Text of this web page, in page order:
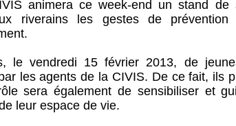
animera ce week-end un stand
riverains les gestes de
le vendredi 15 février 2013, de
les agents de la CIVIS. De ce fait, ils
sera également de sensibiliser et
leur espace de vie.